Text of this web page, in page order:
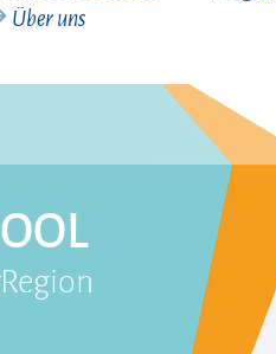
Über uns